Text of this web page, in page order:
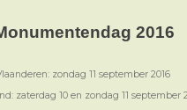
2016
zondag 11 september 2016
zaterdag 10 en zondag 11 september